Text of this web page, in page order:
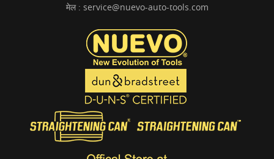
मेल : service@nuevo-auto-tools.com